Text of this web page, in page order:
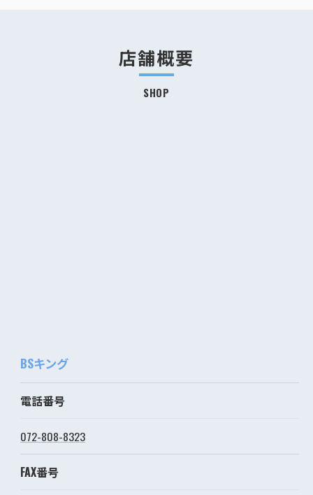
店舗概要
SHOP
BSキング
電話番号
072-808-8323
FAX番号